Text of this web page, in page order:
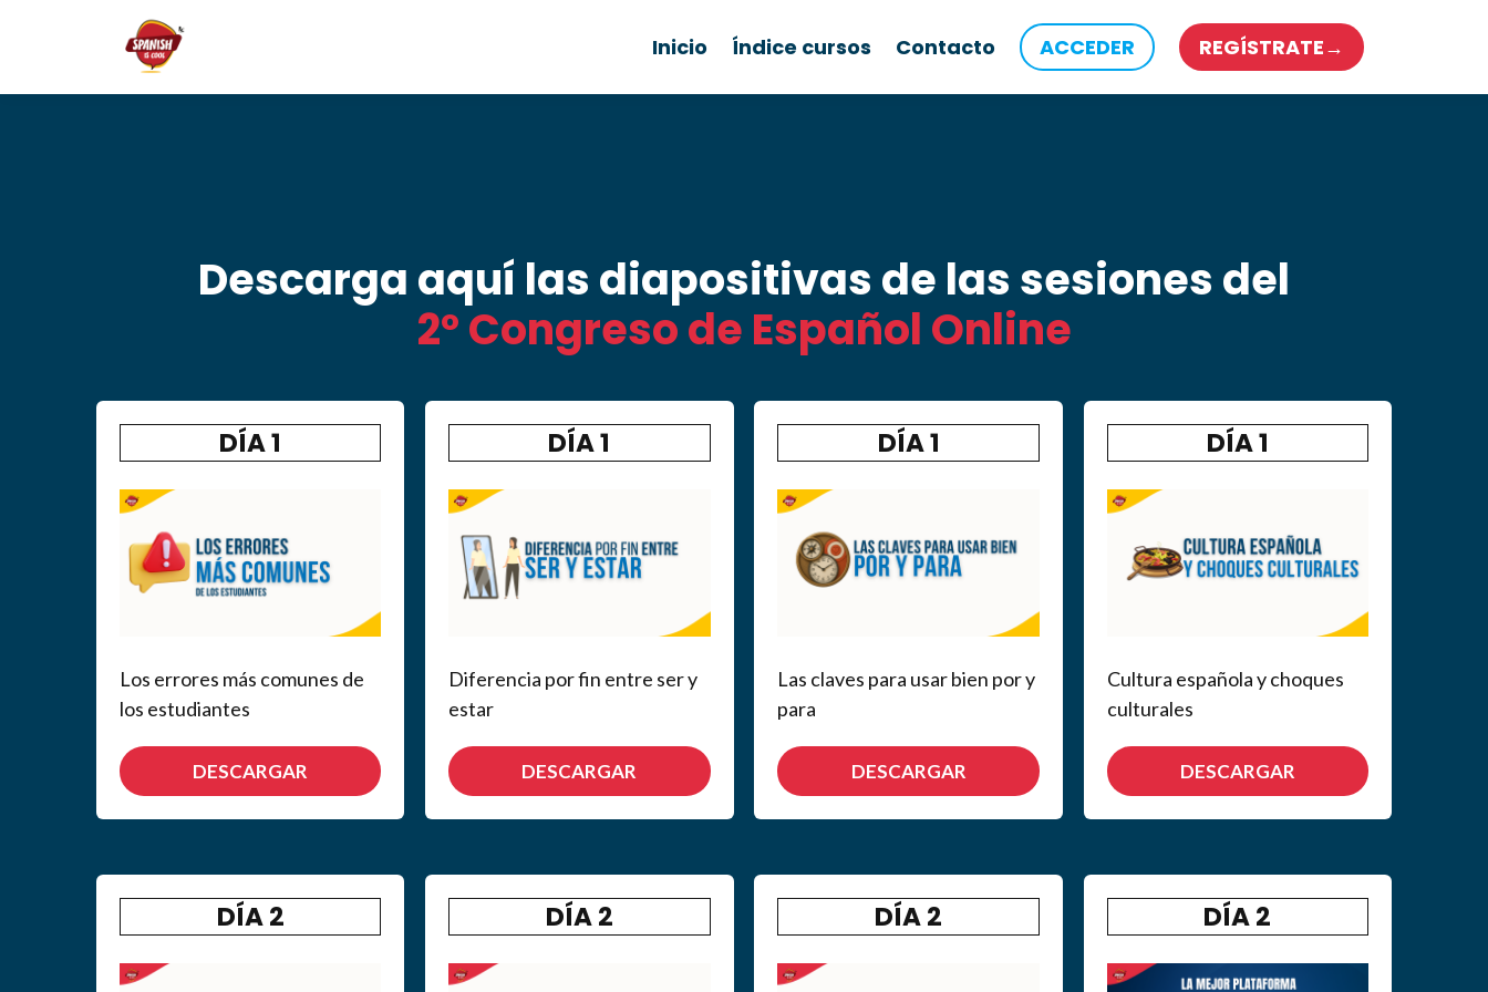
Inicio Índice cursos Contacto ACCEDER REGÍSTRATE→
Descarga aquí las diapositivas de las sesiones del
2º Congreso de Español Online
DÍA 1
Los errores más comunes de
los estudiantes
DESCARGAR
DÍA 1
Diferencia por fin entre ser y
estar
DESCARGAR
DÍA 1
Las claves para usar bien por y
para
DESCARGAR
DÍA 1
Cultura española y choques
culturales
DESCARGAR
DÍA 2 DÍA 2 DÍA 2 DÍA 2